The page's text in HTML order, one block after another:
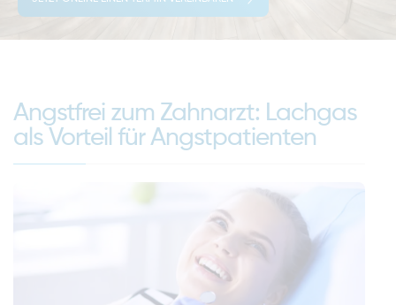
Angstfrei zum Zahnarzt: Lachgas
als Vorteil für Angstpatienten